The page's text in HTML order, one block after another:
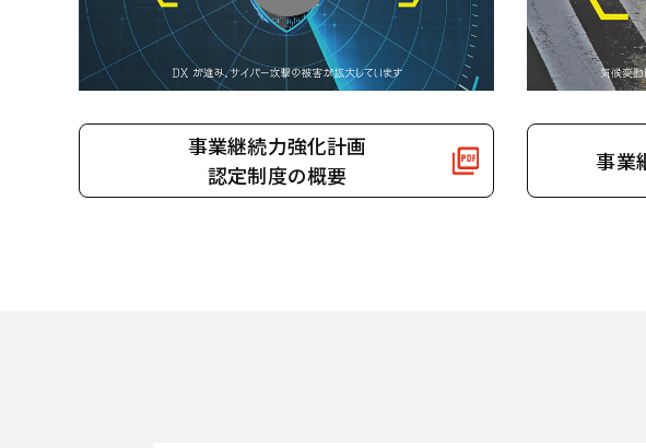
事業継続力強化計画
認定制度の概要
事業